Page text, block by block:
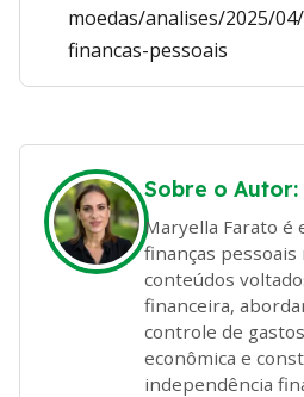
moedas/analises/2025/
financas-pessoais
Sobre o Autor:
Maryella Farato é
finanças
conteúdos
financeira,
controle de
econômica e
independência